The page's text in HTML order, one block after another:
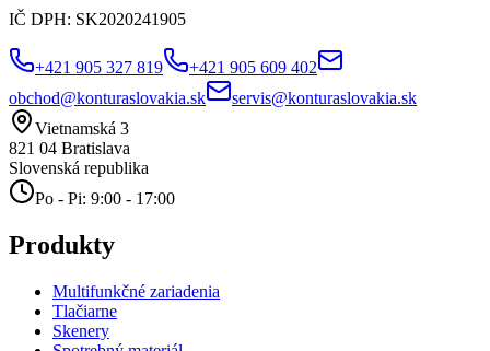
IČ DPH: SK2020241905
+421 905 327 819
+421 905 609 402
obchod@konturaslovakia.sk
servis@konturaslovakia.sk
Vietnamská 3
821 04 Bratislava
Slovenská republika
Po - Pi: 9:00 - 17:00
Produkty
Multifunkčné zariadenia
Tlačiarne
Skenery